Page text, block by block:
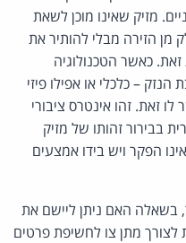
מזיק שאינו מוכן לשאת
מן הזירה מבלי להותיר את
כאשר הטכנולוגיה
– כלכלי או אפילו פיזי
זאת. זהו אינטרס ציבורי
בבירור זהותו של מזיק
הפקר ויש בידו אמצעים
בשאלה האם ניתן ליישם את
הפרטיות לצורך מתן צו לחשיפת פרטים